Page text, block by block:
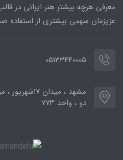
معرفی هرچه بیشتر هنر ایرانی در
عزیزمان سهمی بیشتری از استفاده
05133440005
دو ، واحد ۷۷۳